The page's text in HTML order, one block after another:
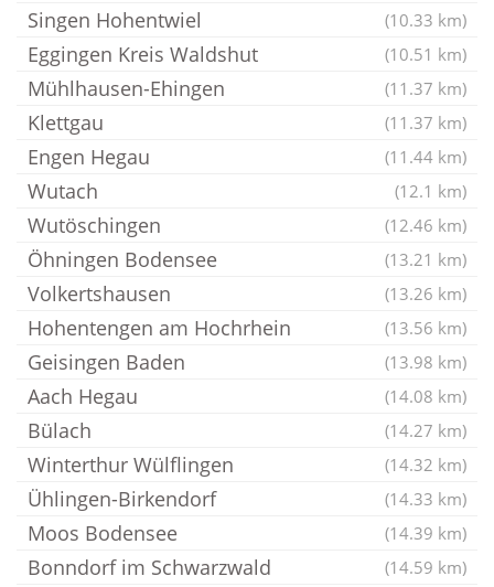
Singen Hohentwiel (10.33 km)
Eggingen Kreis Waldshut (10.51 km)
Mühlhausen-Ehingen (11.37 km)
Klettgau (11.37 km)
Engen Hegau (11.44 km)
Wutach (12.1 km)
Wutöschingen (12.46 km)
Öhningen Bodensee (13.21 km)
Volkertshausen (13.26 km)
Hohentengen am Hochrhein (13.56 km)
Geisingen Baden (13.98 km)
Aach Hegau (14.08 km)
Bülach (14.27 km)
Winterthur Wülflingen (14.32 km)
Ühlingen-Birkendorf (14.33 km)
Moos Bodensee (14.39 km)
Bonndorf im Schwarzwald (14.59 km)